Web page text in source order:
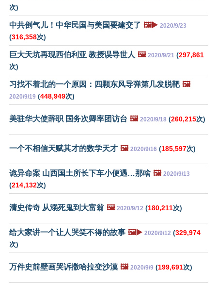
次)
中共倒气儿！中华民国与美国要建交了 🖼️▶️ 2020/9/23
(316,358次)
巨大天坑再现西伯利亚 教授误导世人 🖼️ 2020/9/21 (297,861
次)
习找不着北的一个原因：四颗东风导弹第几发脱靶 🖼️
2020/9/19 (448,949次)
美驻华大使辞职 国务次卿率团访台 🖼️ 2020/9/18 (260,215次)
一个不相信天赋其才的数学天才 🖼️ 2020/9/16 (185,597次)
诡异命案 山西国土所长下车小便遇…那啥 🖼️ 2020/9/13
(214,132次)
清史传奇 从溺死鬼到大富翁 🖼️ 2020/9/12 (180,211次)
给大家讲一个让人哭笑不得的故事 🖼️▶️ 2020/9/12 (329,974
次)
万件史前壁画哭诉撒哈拉变沙漠 🖼️ 2020/9/9 (199,691次)